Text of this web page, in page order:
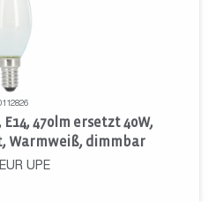
470lm ersetzt 40W,
Warmweiß, dimmbar
EUR UPE